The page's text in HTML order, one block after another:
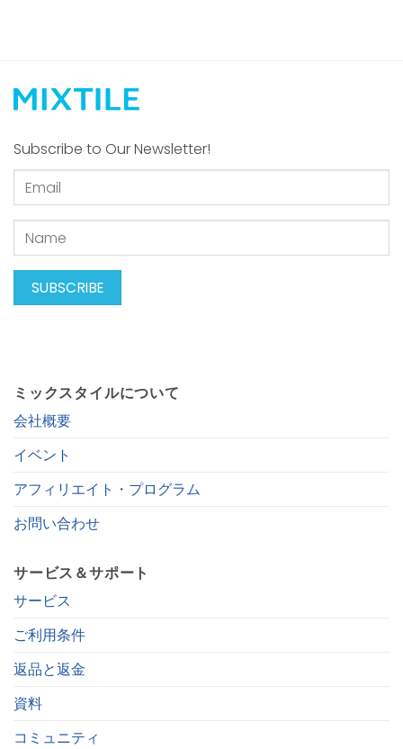
Subscribe to Our Newsletter!
ミックスタイルについて
会社概要
イベント
アフィリエイト・プログラム
お問い合わせ
サービス＆サポート
サービス
ご利用条件
返品と返金
資料
コミュニティ